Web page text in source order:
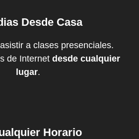
Desde Casa
a clases presenciales.
de Internet desde cualquier
lugar.
Horario